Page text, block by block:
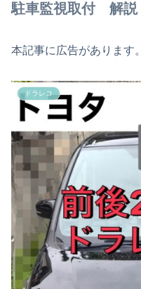
駐車監視取付 解説
本記事に広告があります。
ドラレコ